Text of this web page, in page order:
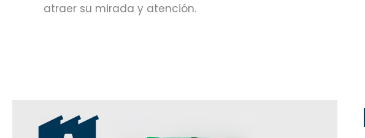
atraer su mirada y atención.